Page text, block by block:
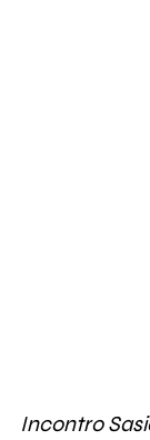
Incontro